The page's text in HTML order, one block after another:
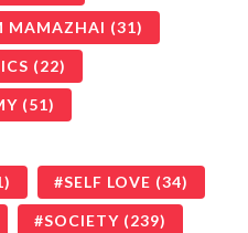
MAMAZHAI (31)
(22)
(51)
SELF LOVE (34)
SOCIETY (239)